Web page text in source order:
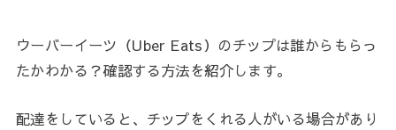
ウーバーイーツ（Uber Eats）のチップは誰からもらっ
たかわかる？確認する方法を紹介します。
配達をしていると、チップをくれる人がいる場合があり